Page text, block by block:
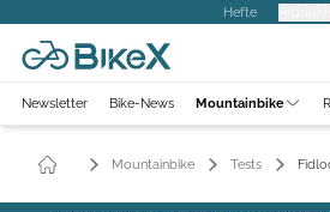
Hefte
Newsletter Bike-News Mountainbike
Mountainbike Tests